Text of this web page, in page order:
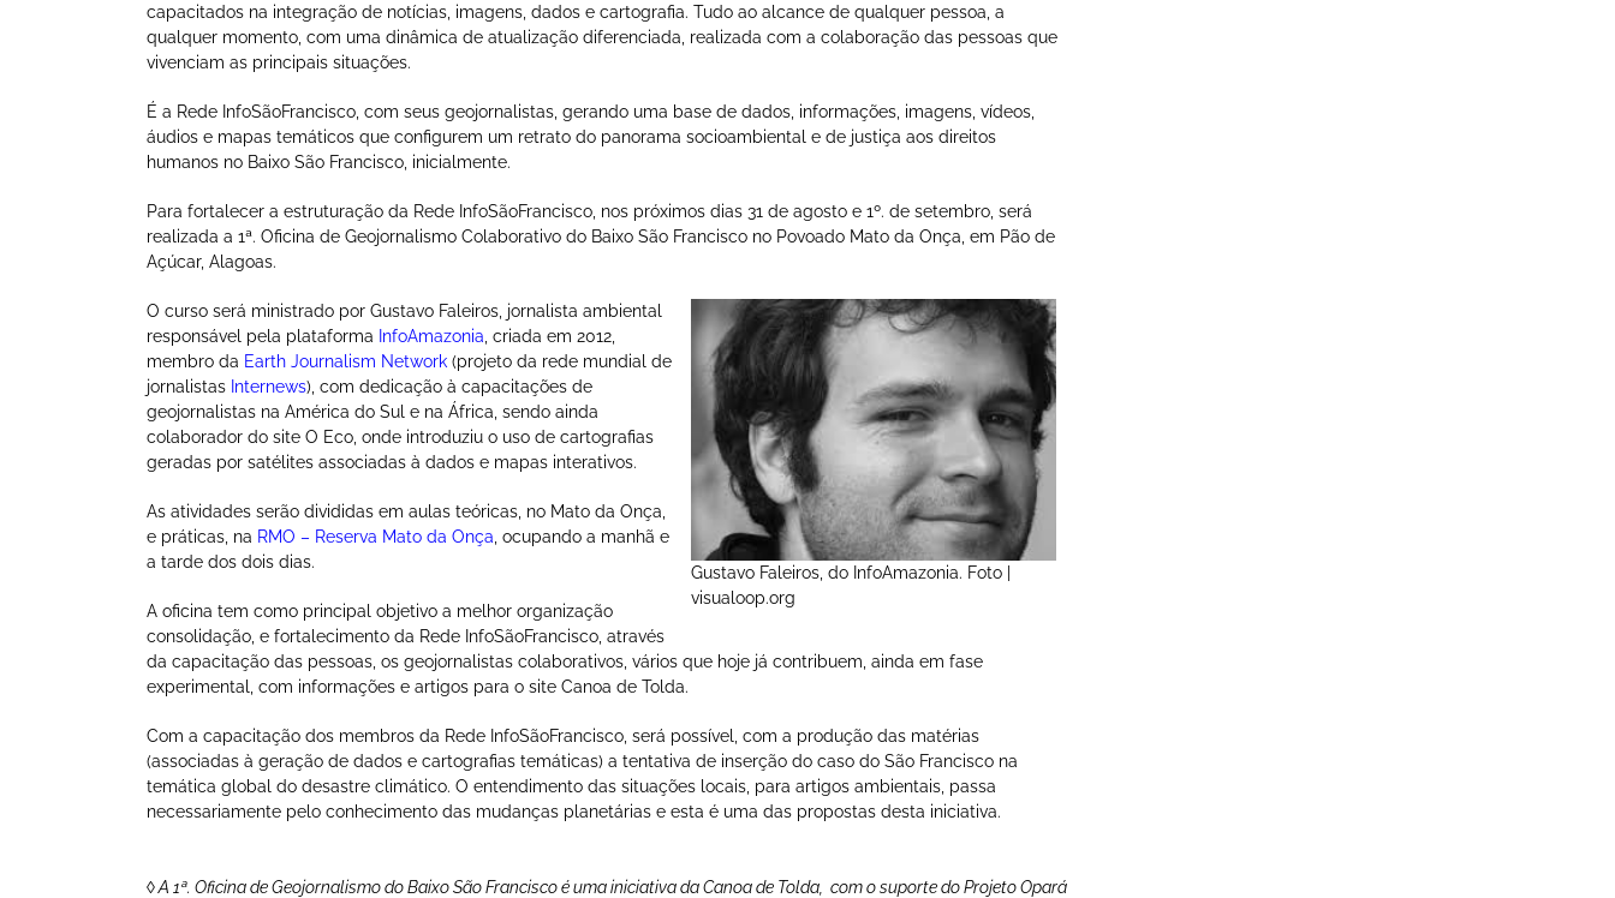
capacitados na integração de notícias, imagens, dados e cartografia. Tudo ao alcance de qualquer pessoa, a
qualquer momento, com uma dinâmica de atualização diferenciada, realizada com a colaboração das pessoas que
vivenciam as principais situações.
É a Rede InfoSãoFrancisco, com seus geojornalistas, gerando uma base de dados, informações, imagens, vídeos,
áudios e mapas temáticos que configurem um retrato do panorama socioambiental e de justiça aos direitos
humanos no Baixo São Francisco, inicialmente.
Para fortalecer a estruturação da Rede InfoSãoFrancisco, nos próximos dias 31 de agosto e 1º. de setembro, será
realizada a 1ª. Oficina de Geojornalismo Colaborativo do Baixo São Francisco no Povoado Mato da Onça, em Pão de
Açúcar, Alagoas.
Gustavo Faleiros, do InfoAmazonia. Foto |
visualoop.org
O curso será ministrado por Gustavo Faleiros, jornalista ambiental
responsável pela plataforma InfoAmazonia , criada em 2012,
membro da Earth Journalism Network (projeto da rede mundial de
jornalistas Internews), com dedicação à capacitações de
geojornalistas na América do Sul e na África, sendo ainda
colaborador do site O Eco, onde introduziu o uso de cartografias
geradas por satélites associadas à dados e mapas interativos.
As atividades serão divididas em aulas teóricas, no Mato da Onça,
e práticas, na RMO – Reserva Mato da Onça , ocupando a manhã e
a tarde dos dois dias.
A oficina tem como principal objetivo a melhor organização
consolidação, e fortalecimento da Rede InfoSãoFrancisco, através
da capacitação das pessoas, os geojornalistas colaborativos, vários que hoje já contribuem, ainda em fase
experimental, com informações e artigos para o site Canoa de Tolda.
Com a capacitação dos membros da Rede InfoSãoFrancisco, será possível, com a produção das matérias
(associadas à geração de dados e cartografias temáticas) a tentativa de inserção do caso do São Francisco na
temática global do desastre climático. O entendimento das situações locais, para artigos ambientais, passa
necessariamente pelo conhecimento das mudanças planetárias e esta é uma das propostas desta iniciativa.
◊A 1ª. Oficina de Geojornalismo do Baixo São Francisco é uma iniciativa da Canoa de Tolda, com o suporte do Projeto Opará